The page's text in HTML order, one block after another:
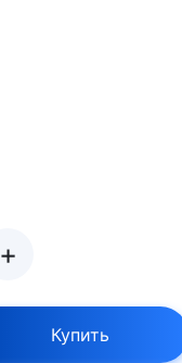
+
Купить